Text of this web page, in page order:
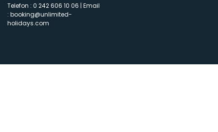
Telefon : 0 242 606 10 06 | Email
: booking@unlimited-
holidays.com